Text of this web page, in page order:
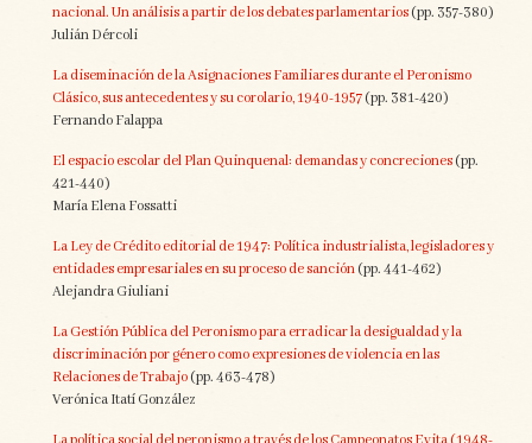
nacional. Un análisis a partir de los debates parlamentarios (pp. 357-380)
Julián Dércoli
La diseminación de la Asignaciones Familiares durante el Peronismo
Clásico, sus antecedentes y su corolario, 1940-1957 (pp. 381-420)
Fernando Falappa
El espacio escolar del Plan Quinquenal: demandas y concreciones (pp.
421-440)
María Elena Fossatti
La Ley de Crédito editorial de 1947: Política industrialista, legisladores y
entidades empresariales en su proceso de sanción (pp. 441-462)
Alejandra Giuliani
La Gestión Pública del Peronismo para erradicar la desigualdad y la
discriminación por género como expresiones de violencia en las
Relaciones de Trabajo (pp. 463-478)
Verónica Itatí González